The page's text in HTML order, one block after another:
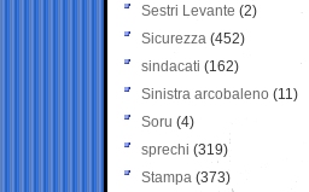
Sestri Levante (2)
Sicurezza (452)
sindacati (162)
Sinistra arcobaleno (11)
Soru (4)
sprechi (319)
Stampa (373)